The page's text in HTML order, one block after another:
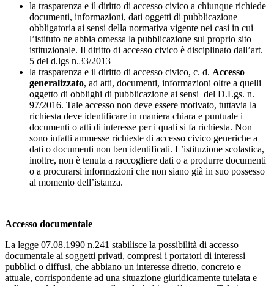
la trasparenza e il diritto di accesso civico a chiunque richiede
documenti, informazioni, dati oggetti di pubblicazione
obbligatoria ai sensi della normativa vigente nei casi in cui
l’istituto ne abbia omessa la pubblicazione sul proprio sito
istituzionale. Il diritto di accesso civico è disciplinato dall’art.
5 del d.lgs n.33/2013
la trasparenza e il diritto di accesso civico, c. d. Accesso
generalizzato, ad atti, documenti, informazioni oltre a quelli
oggetto di obblighi di pubblicazione ai sensi del D.Lgs. n.
97/2016. Tale accesso non deve essere motivato, tuttavia la
richiesta deve identificare in maniera chiara e puntuale i
documenti o atti di interesse per i quali si fa richiesta. Non
sono infatti ammesse richieste di accesso civico generiche a
dati o documenti non ben identificati. L’istituzione scolastica,
inoltre, non è tenuta a raccogliere dati o a produrre documenti
o a procurarsi informazioni che non siano già in suo possesso
al momento dell’istanza.
Accesso documentale
La legge 07.08.1990 n.241 stabilisce la possibilità di accesso
documentale ai soggetti privati, compresi i portatori di interessi
pubblici o diffusi, che abbiano un interesse diretto, concreto e
attuale, corrispondente ad una situazione giuridicamente tutelata e